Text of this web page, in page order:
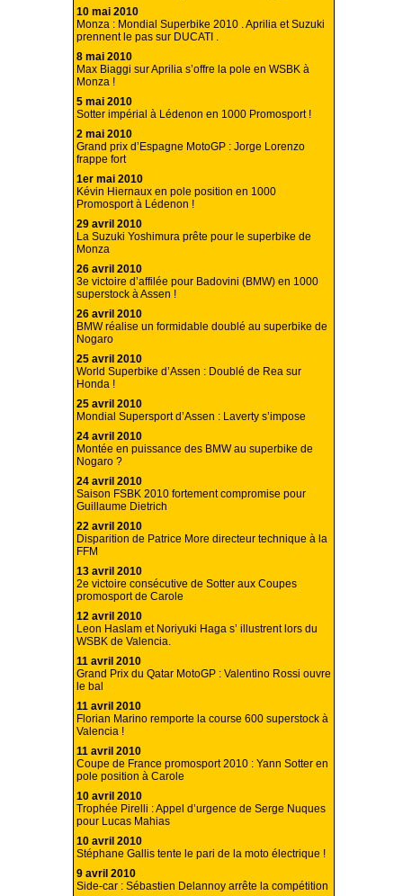
10 mai 2010
Monza : Mondial Superbike 2010 . Aprilia et Suzuki
prennent le pas sur DUCATI .
8 mai 2010
Max Biaggi sur Aprilia s’offre la pole en WSBK à
Monza !
5 mai 2010
Sotter impérial à Lédenon en 1000 Promosport !
2 mai 2010
Grand prix d’Espagne MotoGP : Jorge Lorenzo
frappe fort
1er mai 2010
Kévin Hiernaux en pole position en 1000
Promosport à Lédenon !
29 avril 2010
La Suzuki Yoshimura prête pour le superbike de
Monza
26 avril 2010
3e victoire d’affilée pour Badovini (BMW) en 1000
superstock à Assen !
26 avril 2010
BMW réalise un formidable doublé au superbike de
Nogaro
25 avril 2010
World Superbike d’Assen : Doublé de Rea sur
Honda !
25 avril 2010
Mondial Supersport d’Assen : Laverty s’impose
24 avril 2010
Montée en puissance des BMW au superbike de
Nogaro ?
24 avril 2010
Saison FSBK 2010 fortement compromise pour
Guillaume Dietrich
22 avril 2010
Disparition de Patrice More directeur technique à la
FFM
13 avril 2010
2e victoire consécutive de Sotter aux Coupes
promosport de Carole
12 avril 2010
Leon Haslam et Noriyuki Haga s’ illustrent lors du
WSBK de Valencia.
11 avril 2010
Grand Prix du Qatar MotoGP : Valentino Rossi ouvre
le bal
11 avril 2010
Florian Marino remporte la course 600 superstock à
Valencia !
11 avril 2010
Coupe de France promosport 2010 : Yann Sotter en
pole position à Carole
10 avril 2010
Trophée Pirelli : Appel d’urgence de Serge Nuques
pour Lucas Mahias
10 avril 2010
Stéphane Gallis tente le pari de la moto électrique !
9 avril 2010
Side-car : Sébastien Delannoy arrête la compétition